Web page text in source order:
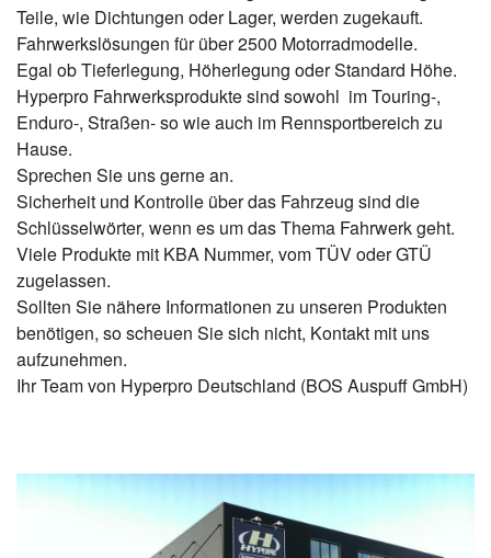
Teile, wie Dichtungen oder Lager, werden zugekauft.
Fahrwerkslösungen für über 2500 Motorradmodelle.
Egal ob Tieferlegung, Höherlegung oder Standard Höhe.
Hyperpro Fahrwerksprodukte sind sowohl im Touring-,
Enduro-, Straßen- so wie auch im Rennsportbereich zu
Hause.
Sprechen Sie uns gerne an.
Sicherheit und Kontrolle über das Fahrzeug sind die
Schlüsselwörter, wenn es um das Thema Fahrwerk geht.
Viele Produkte mit KBA Nummer, vom TÜV oder GTÜ
zugelassen.
Sollten Sie nähere Informationen zu unseren Produkten
benötigen, so scheuen Sie sich nicht, Kontakt mit uns
aufzunehmen.
Ihr Team von Hyperpro Deutschland (BOS Auspuff GmbH)